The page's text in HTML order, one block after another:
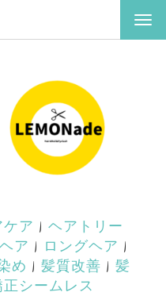
ナ
ゲ
ア | ヘアトリー
ア | ロングヘア |
め | 髪質改善 | 髪
シームレス